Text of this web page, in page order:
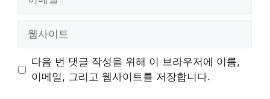
트
다음 번 댓글 작성을 위해 이 브라우저에 이름,
이메일, 그리고 웹사이트를 저장합니다.